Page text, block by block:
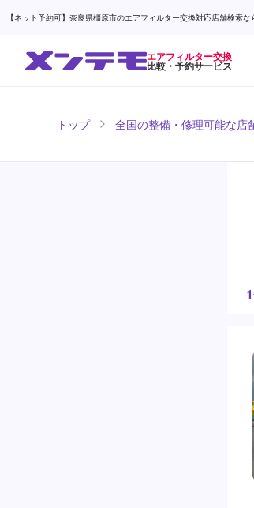
【ネット予約可】奈良県橿原市のエアフィルター交換対応店舗検索
エアフィルター交換
比較・予約サービス
トップ 全国の整備・修理可能な店